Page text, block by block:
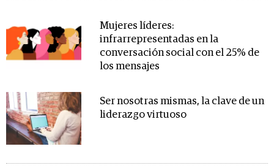
Mujeres líderes:
infrarrepresentadas en la
conversación social con el 25% de
los mensajes
Ser nosotras mismas, la clave de un
liderazgo virtuoso